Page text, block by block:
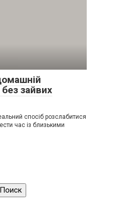
зайвих
спосіб розслабитися
час із близькими
Поиск